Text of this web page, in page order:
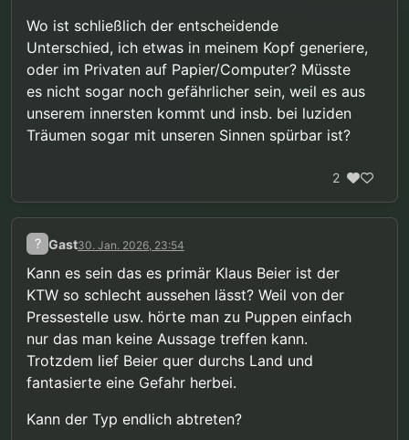
nicht befunden.
Wo ist schließlich der entscheidende
Unterschied, ich etwas in meinem Kopf generiere,
oder im Privaten auf Papier/Computer? Müsste
es nicht sogar noch gefährlicher sein, weil es aus
unserem innersten kommt und insb. bei luziden
Träumen sogar mit unseren Sinnen spürbar ist?
2
? Gast30. Jan. 2026, 23:54
Kann es sein das es primär Klaus Beier ist der
KTW so schlecht aussehen lässt? Weil von der
Pressestelle usw. hörte man zu Puppen einfach
nur das man keine Aussage treffen kann.
Trotzdem lief Beier quer durchs Land und
fantasierte eine Gefahr herbei.
Kann der Typ endlich abtreten?